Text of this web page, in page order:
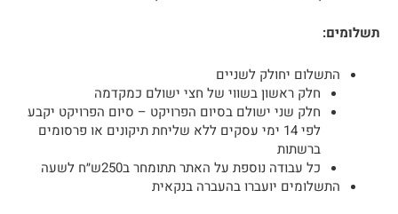
תשלומים:
התשלום יחולק לשניים
חלק ראשון בשווי של חצי ישולם כמקדמה
חלק שני ישולם בסיום הפרויקט – סיום הפרויקט יקבע
לפי 14 ימי עסקים ללא שליחת תיקונים או פרסומים
ברשתות
כל עבודה נוספת על האתר תתומחר ב250ש״ח לשעה
התשלומים יועברו בהעברה בנקאית